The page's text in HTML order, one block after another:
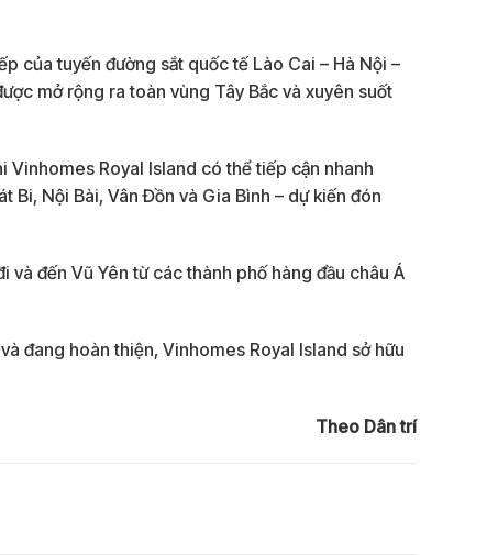
của tuyến đường sắt quốc tế Lào Cai – Hà Nội –
mở rộng ra toàn vùng Tây Bắc và xuyên suốt
Vinhomes Royal Island có thể tiếp cận nhanh
Nội Bài, Vân Đồn và Gia Bình – dự kiến đón
đến Vũ Yên từ các thành phố hàng đầu châu Á
đang hoàn thiện, Vinhomes Royal Island sở hữu
Theo Dân trí